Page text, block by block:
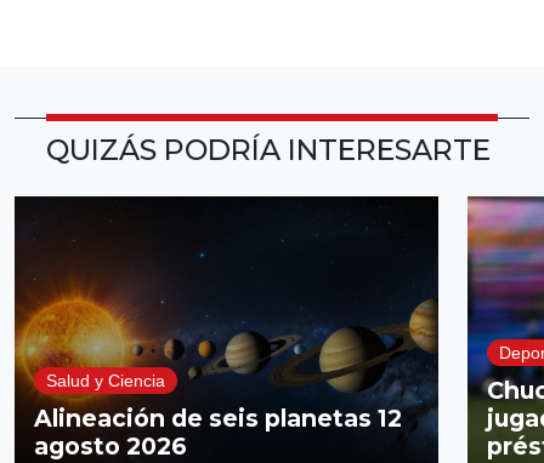
QUIZÁS PODRÍA INTERESARTE
Salud y Ciencia
Alineación de seis planetas 12
agosto 2026